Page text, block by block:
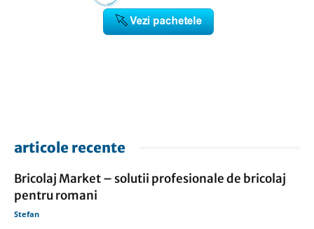
articole recente
Bricolaj Market – solutii profesionale de bricolaj
pentru romani
Stefan